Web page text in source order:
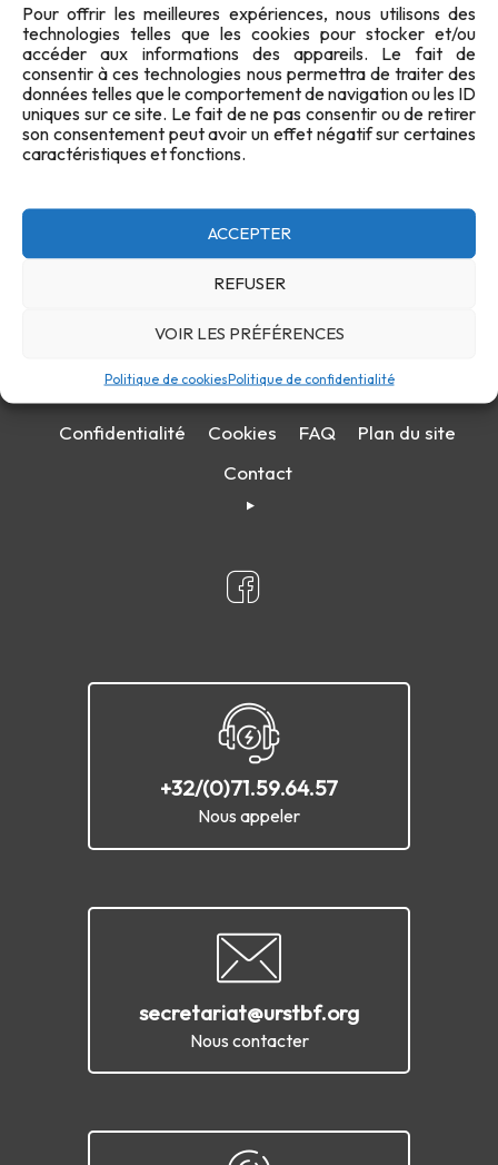
Pour offrir les meilleures expériences, nous utilisons des
technologies telles que les cookies pour stocker et/ou
accéder aux informations des appareils. Le fait de
consentir à ces technologies nous permettra de traiter des
données telles que le comportement de navigation ou les ID
uniques sur ce site. Le fait de ne pas consentir ou de retirer
son consentement peut avoir un effet négatif sur certaines
caractéristiques et fonctions.
ACCEPTER
REFUSER
VOIR LES PRÉFÉRENCES
Politique de cookiesPolitique de confidentialité
Confidentialité Cookies FAQ
Plan du site
Contact
+32/(0)71.59.64.57
Nous appeler
secretariat@urstbf.org
Nous contacter